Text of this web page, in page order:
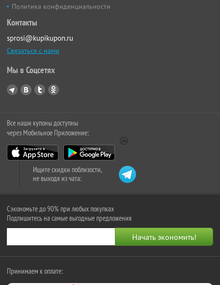
Политика конфиденциальности
Контакты
sprosi@kupikupon.ru
Связаться с нами
Мы в Соцсетях
Все наши купоны доступны
через Мобильное Приложение:
Ищите скидки поблизости,
не выходя из чата:
Сэкономьте до 90% при любых покупках
Подпишитесь на самые выгодные предложения
Принимаем к оплате: